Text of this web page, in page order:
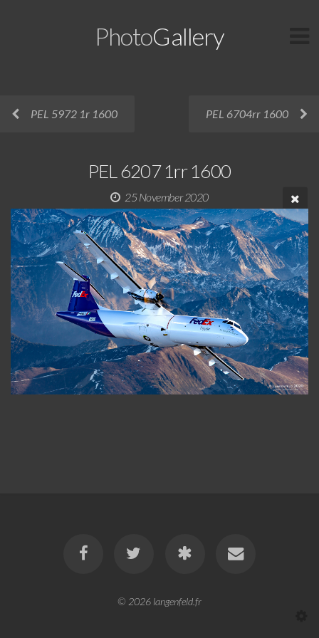
PhotoGallery
PEL 5972 1r 1600 PEL 6704rr 1600
PEL 6207 1rr 1600
25 November 2020
© 2026 langenfeld.fr